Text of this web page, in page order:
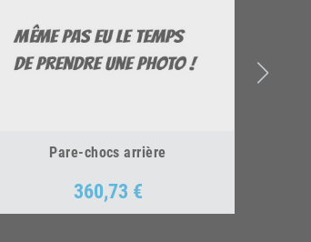
Pare-chocs arrière
Prix
360,73 €